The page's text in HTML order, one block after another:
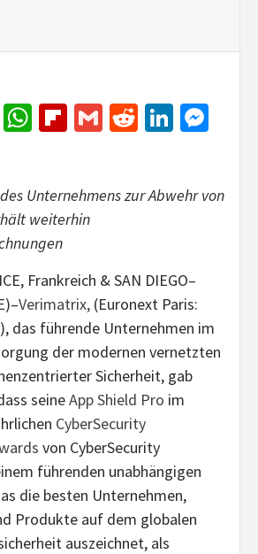
EmailWhatsApp
Flipboard
GmailReddit
Unternehmens zur Abwehr von
weiterhin
Frankreich & SAN DIEGO–
Verimatrix, (Euronext Paris:
das führende Unternehmen im
der modernen vernetzten
Sicherheit, gab
seineApp Shield Pro im
CyberSecurity
von CyberSecurity
führenden unabhängigen
die besten Unternehmen,
Produkte auf dem globalen
auszeichnet, als